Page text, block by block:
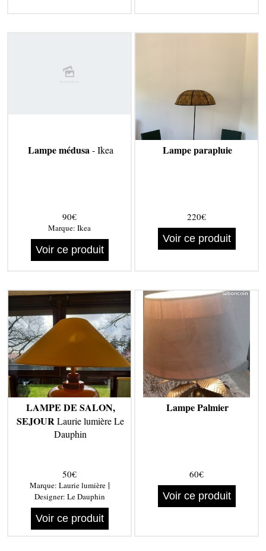
Lampe médusa- Ikea
90€
Marque: Ikea
Voir ce produit
Lampe parapluie
220€
Voir ce produit
LAMPE DE SALON,
SEJOURLaurie lumière Le
Dauphin
50€
Marque: Laurie lumière|
Designer: Le Dauphin
Voir ce produit
Lampe Palmier
60€
Voir ce produit